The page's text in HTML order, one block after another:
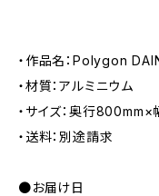
・作品名：Polygon
・材質：アルミニウム
・サイズ：奥行
・送料：別途請求
●お届け日